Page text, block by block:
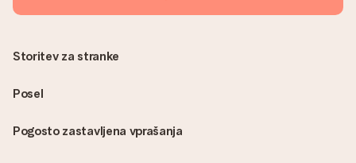
Pogosto zastavljena vprašanja
Storitev za stranke
Posel